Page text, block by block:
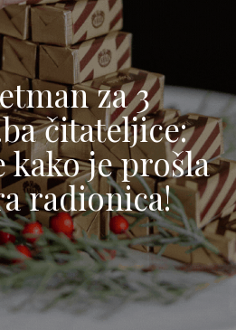
za 3
čitateljice:
kako je prošla
radionica!